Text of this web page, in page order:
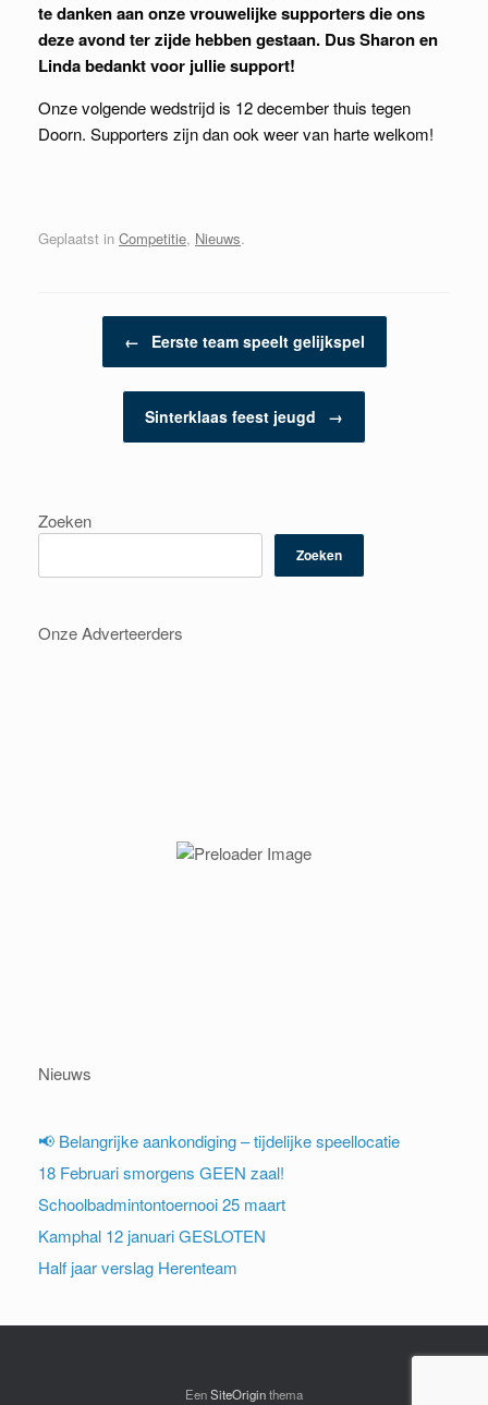
te danken aan onze vrouwelijke supporters die ons
deze avond ter zijde hebben gestaan. Dus Sharon en
Linda bedankt voor jullie support!
Onze volgende wedstrijd is 12 december thuis tegen
Doorn. Supporters zijn dan ook weer van harte welkom!
Geplaatst in Competitie, Nieuws.
Berichtnavigatie
← Eerste team speelt gelijkspel
Sinterklaas feest jeugd →
Zoeken
Zoeken
Onze Adverteerders
Nieuws
📢 Belangrijke aankondiging – tijdelijke speellocatie
18 Februari smorgens GEEN zaal!
Schoolbadmintontoernooi 25 maart
Kamphal 12 januari GESLOTEN
Half jaar verslag Herenteam
EenSiteOriginthema